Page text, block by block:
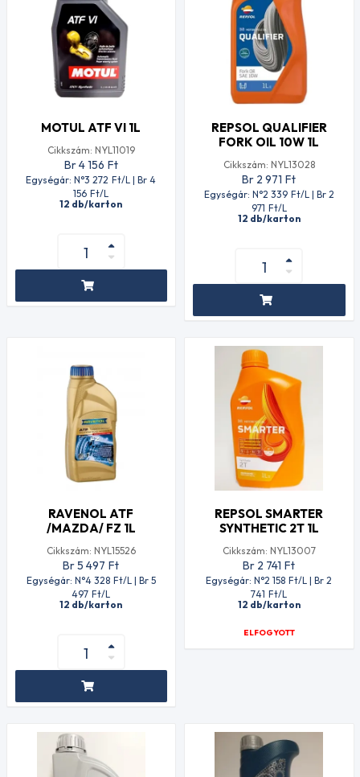
MOTUL ATF VI 1L
Cikkszám: NYL11019
Br 4 156 Ft
Egységár: N°3 272 Ft/L | Br 4
156 Ft/L
12 db/karton
REPSOL QUALIFIER
FORK OIL 10W 1L
Cikkszám: NYL13028
Br 2 971 Ft
Egységár: N°2 339 Ft/L | Br 2
971 Ft/L
12 db/karton
RAVENOL ATF
/MAZDA/ FZ 1L
Cikkszám: NYL15526
Br 5 497 Ft
Egységár: N°4 328 Ft/L | Br 5
497 Ft/L
12 db/karton
REPSOL SMARTER
SYNTHETIC 2T 1L
Cikkszám: NYL13007
Br 2 741 Ft
Egységár: N°2 158 Ft/L | Br 2
741 Ft/L
12 db/karton
ELFOGYOTT